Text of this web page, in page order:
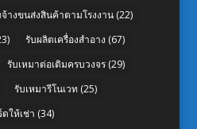
จ้างขนส่งสินค้าตามโรงงาน(22)
รับผลิตเครื่องสำอาง (67)
รับเหมาต่อเติมครบวงจร(29)
รับเหมารีโนเวท (25)
ให้เช่า (34)